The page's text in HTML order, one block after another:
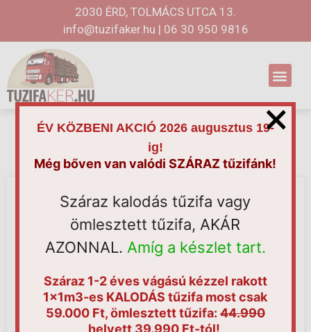
2030 ÉRD, TOLMÁCS UTCA 13.
info@tuzifaker.hu | 06 30 950 9816
Blog
Átmeneti tűzifa?
A tűzifa mellett más “állagú” tüzelési forrás is lehet.
Nagyobb nyomással készült préselt, szálas anyag, a
is, mely még inkább segíti a pellet összeforrását.
Méretét tekintve néhány milimétertől, pár centiméterig
terjedhet nagysága. Minél nagyobb méretben jutunk
hozzá vásárlásunk során, annál inkább segíthet az
ÉV KÖZBENI AKCIÓ 2026 augusztus 19-
ig!
Még bőven van valódi SZÁRAZ tűzifánk!
Száraz kalodás tűzifa vagy
ömlesztett tűzifa, AKÁR
AZONNAL. Amíg a készlet tart.
Száraz 1-2 éves vágású kézzel rakott
1x1m3-es KALODÁS tűzifa most csak
59.000 Ft, ömlesztett tűzifa: 44.990
helyett 39.990 Ft-tól!
×